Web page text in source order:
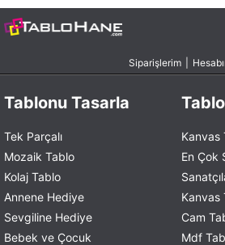
Siparişlerim
Tablonu Tasarla
Tek Parçalı
Mozaik Tablo
Kolaj Tablo
Annene Hediye
Sevgiline Hediye
Bebek ve Çocuk
Kanvas
En Çok
Kanvas
Cam
Mdf